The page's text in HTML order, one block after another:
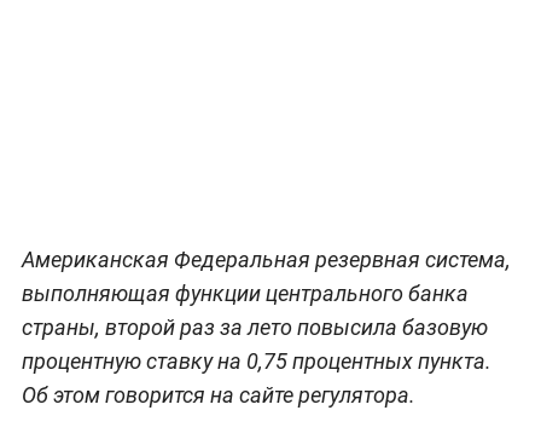
Американская Федеральная резервная система,
выполняющая функции центрального банка
страны, второй раз за лето повысила базовую
процентную ставку на 0,75 процентных пункта.
Об этом говорится на сайте регулятора.